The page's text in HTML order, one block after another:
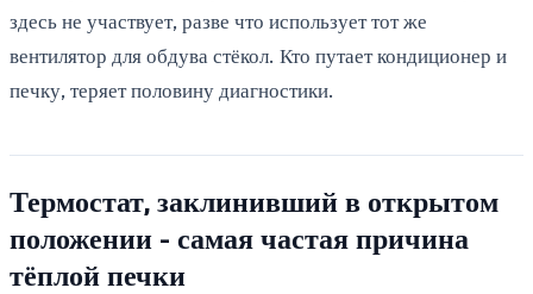
здесь не участвует, разве что использует тот же
вентилятор для обдува стёкол. Кто путает кондиционер и
печку, теряет половину диагностики.
Термостат, заклинивший в открытом
положении - самая частая причина
тёплой печки